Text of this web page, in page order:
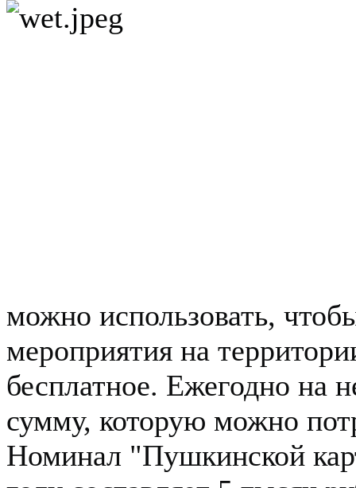
можно использовать,
мероприятия на
бесплатное. Ежегодно на
сумму, которую можно
Номинал "Пушкинской